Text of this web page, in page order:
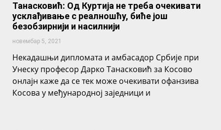
Танасковић: Од Куртија не треба очекивати
усклађивање с реалношћу, биће још
безобзирнији и насилнији
новембар 5, 2021
Некадашњи дипломата и амбасадор Србије при
Унеску професор Дарко Танасковић за Косово
онлајн каже да се тек може очекивати офанзива
Косова у међународној заједници и